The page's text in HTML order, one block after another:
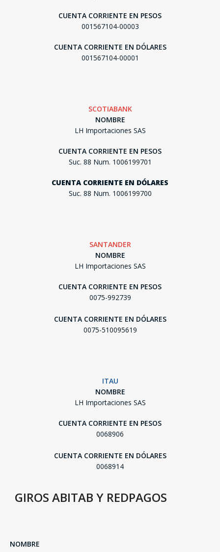
CUENTA CORRIENTE EN PESOS
001567104-00003
CUENTA CORRIENTE EN DÓLARES
001567104-00001
SCOTIABANK
NOMBRE
LH Importaciones SAS
CUENTA CORRIENTE EN PESOS
Suc. 88 Num. 1006199701
CUENTA CORRIENTE EN DÓLARES
Suc. 88 Num. 1006199700
SANTANDER
NOMBRE
LH Importaciones SAS
CUENTA CORRIENTE EN PESOS
0075-992739
CUENTA CORRIENTE EN DÓLARES
0075-510095619
ITAU
NOMBRE
LH Importaciones SAS
CUENTA CORRIENTE EN PESOS
0068906
CUENTA CORRIENTE EN DÓLARES
0068914
GIROS ABITAB Y REDPAGOS
NOMBRE